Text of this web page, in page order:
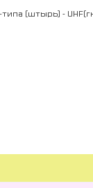
(штырь) -